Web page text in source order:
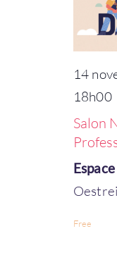
14
18h00
Salon
Free